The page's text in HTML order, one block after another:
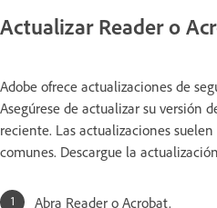
Actualizar Reader o
Adobe ofrece actualizaciones de
Asegúrese de actualizar su versión
reciente. Las actualizaciones
comunes. Descargue la
Abra Reader o Acrobat.